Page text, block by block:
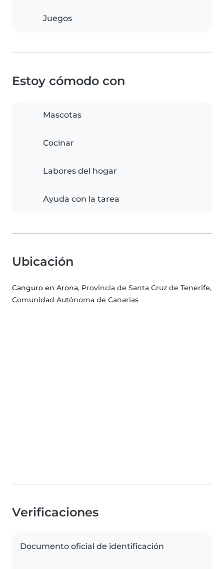
Juegos
Estoy cómodo con
Mascotas
Cocinar
Labores del hogar
Ayuda con la tarea
Ubicación
Canguro en Arona, Provincia de Santa Cruz de Tenerife,
Comunidad Autónoma de Canarias
Verificaciones
Documento oficial de identificación